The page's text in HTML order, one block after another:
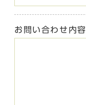
お問い合わせ内容